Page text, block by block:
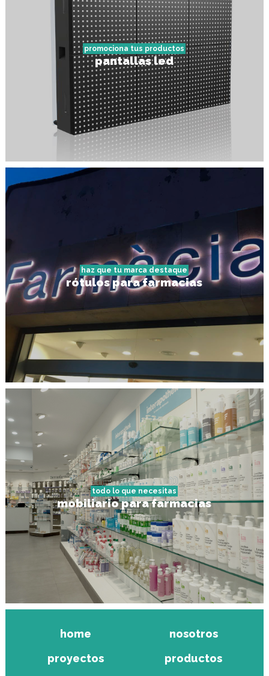
promociona tus productos
pantallas led
haz que tu marca destaque
rótulos para farmacias
todo lo que necesitas
mobiliario para farmacias
home
nosotros
proyectos
productos